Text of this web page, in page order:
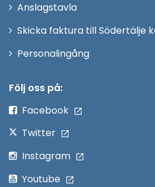
fönster
Anslagstavla
Skicka faktura till Södertälje
PersonalingångÖppna
Följ oss på:
Facebook
Twitter
Instagram
Youtube